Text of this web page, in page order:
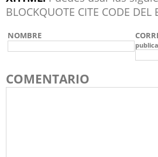
BLOCKQUOTE CITE CODE
NOMBRE
COMENTARIO